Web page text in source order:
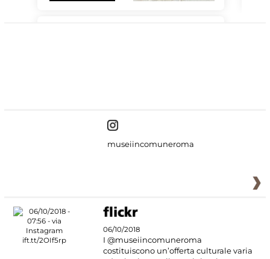
museiincomuneroma
06/10/2018
I @museiincomuneroma
costituiscono un’offerta culturale varia